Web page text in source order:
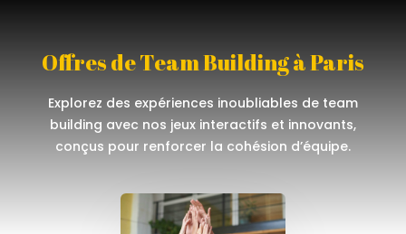
Offres de Team Building à Paris
Explorez des expériences inoubliables de team
building avec nos jeux interactifs et innovants,
conçus pour renforcer la cohésion d’équipe.